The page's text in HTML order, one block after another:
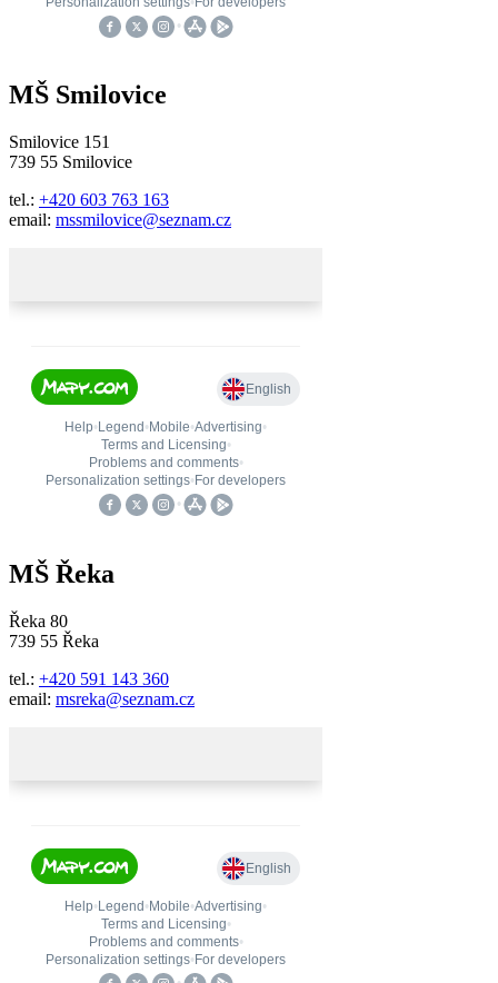
MŠ Smilovice
Smilovice 151
739 55 Smilovice
tel.: +420 603 763 163
email: mssmilovice@seznam.cz
MŠ Řeka
Řeka 80
739 55 Řeka
tel.: +420 591 143 360
email: msreka@seznam.cz